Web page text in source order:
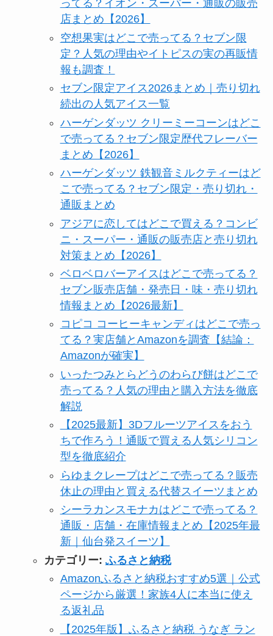
ってる？イオン・スーパー・通販の販売
店まとめ【2026】
空想果実はどこで売ってる？セブン限
定？人気の理由やイトピスの実の再販情
報も調査！
セブン限定アイス2026まとめ｜売り切れ
続出の人気アイス一覧
ハーゲンダッツ クリーミーコーンはどこ
で売ってる？セブン限定歴代フレーバー
まとめ【2026】
ハーゲンダッツ 鉄観音ミルクティーはど
こで売ってる？セブン限定・売り切れ・
通販まとめ
アジアに恋してはどこで買える？コンビ
ニ・スーパー・通販の販売店と売り切れ
対策まとめ【2026】
ベロベロバーアイスはどこで売ってる？
セブン販売店舗・発売日・味・売り切れ
情報まとめ【2026最新】
コピコ コーヒーキャンディはどこで売っ
てる？実店舗とAmazonを調査【結論：
Amazonが確実】
いったつみとらどうのわらび餅はどこで
売ってる？人気の理由と購入方法を徹底
解説
【2025最新】3Dフルーツアイスをおう
ちで作ろう！通販で買える人気シリコン
型を徹底紹介
らゆまクレープはどこで売ってる？販売
休止の理由と買える代替スイーツまとめ
シーラカンスモナカはどこで売ってる？
通販・店舗・在庫情報まとめ【2025年最
新｜仙台発スイーツ】
カテゴリー: ふるさと納税
Amazonふるさと納税おすすめ5選｜公式
ページから厳選！家族4人に本当に使え
る返礼品
【2025年版】ふるさと納税 うなぎ ラン